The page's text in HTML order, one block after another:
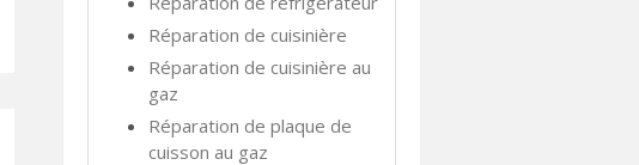
Réparation de cuisinière
Réparation de cuisinière au
gaz
Réparation de plaque de
cuisson au gaz